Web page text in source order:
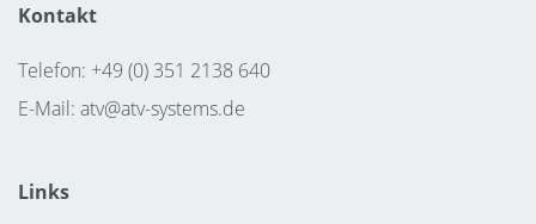
Kontakt
Telefon: +49 (0) 351 2138 640
E-Mail: atv@atv-systems.de
Links